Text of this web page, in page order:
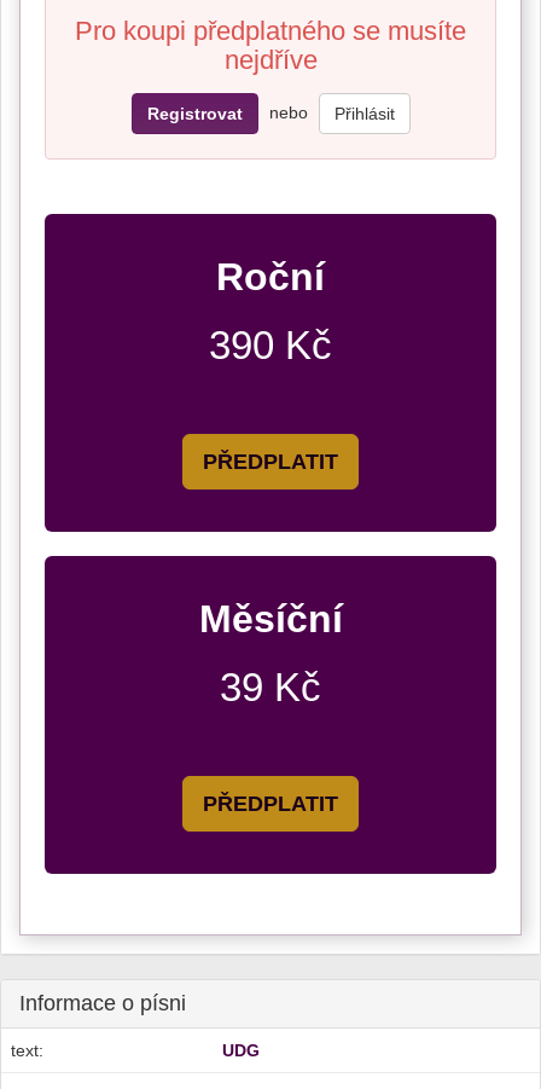
Pro koupi předplatného se musíte
nejdříve
Registrovat nebo Přihlásit
Roční
390 Kč
PŘEDPLATIT
Měsíční
39 Kč
PŘEDPLATIT
Informace o písni
text: UDG